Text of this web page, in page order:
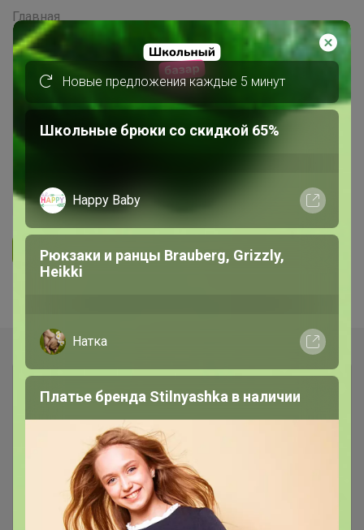
Главная
Совместные покупки
АРХИВ СП
Продукты
СП 22 ***Кондитерская витрина***
Всё для кондитеров и любителей
5.0 35.7K 36.3K
Ответить
Новые предложения каждые 5 минут
Школьные брюки со скидкой 65%
Happy Baby
Рюкзаки и ранцы Brauberg, Grizzly,
Heikki
Натка
Платье бренда Stilnyashka в наличии